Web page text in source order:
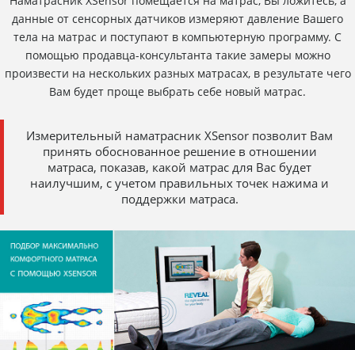
данные от сенсорных датчиков измеряют давление Вашего
тела на матрас и поступают в компьютерную программу. С
помощью продавца-консультанта такие замеры можно
произвести на нескольких разных матрасах, в результате чего
Вам будет проще выбрать себе новый матрас.
Измерительный наматрасник XSensor позволит Вам
принять обоснованное решение в отношении
матраса, показав, какой матрас для Вас будет
наилучшим, с учетом правильных точек нажима и
поддержки матраса.